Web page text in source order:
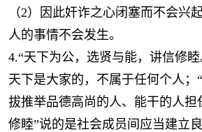
（2）因此奸诈之心闭塞而不会兴
人的事情不会发生。
4.“天下为公，选贤与能，讲信修
天下是大家的，不属于任何个人；
拔推举品德高尚的人、能干的人担
修睦”说的是社会成员间应当建立